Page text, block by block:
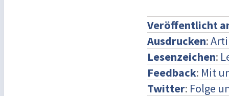
Veröffentlicht
Ausdrucken:
Lesenzeichen:
Feedback: Mit
Twitter: Folge